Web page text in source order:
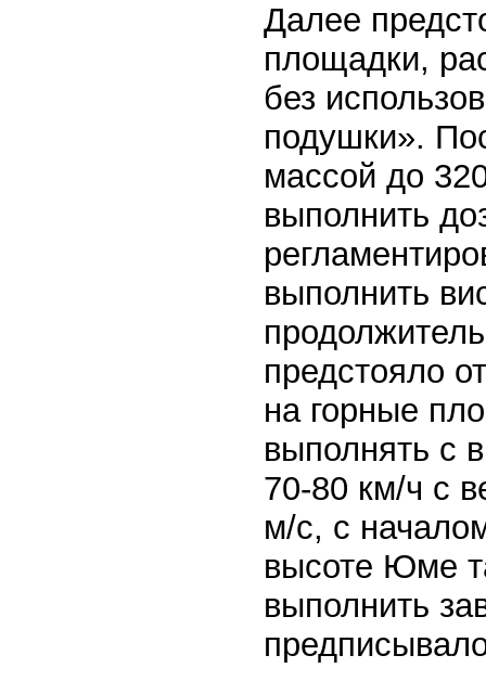
Далее
площадки,
без
подушки».
массой до
выполнить
выполнить
предстояло
на горные
выполнять с
70-80 км/ч с
м/с, с
высоте Юме
выполнить